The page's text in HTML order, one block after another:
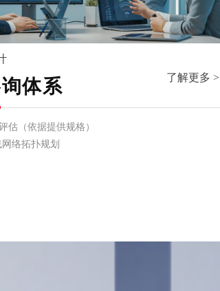
体系
估（依据提供规格）
络拓扑规划
了解更多 >